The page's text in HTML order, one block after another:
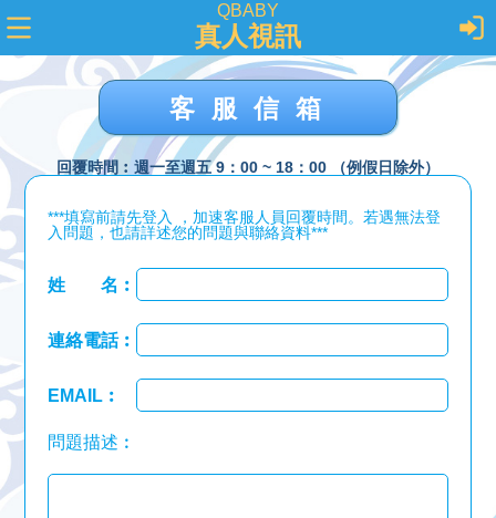
QBABY
真人視訊
客服信箱
回覆時間︰週一至週五 9：00 ~ 18：00 （例假日除外）
***填寫前請先登入 ，加速客服人員回覆時間。若遇無法登
入問題，也請詳述您的問題與聯絡資料***
姓 名︰
連絡電話︰
EMAIL︰
問題描述︰